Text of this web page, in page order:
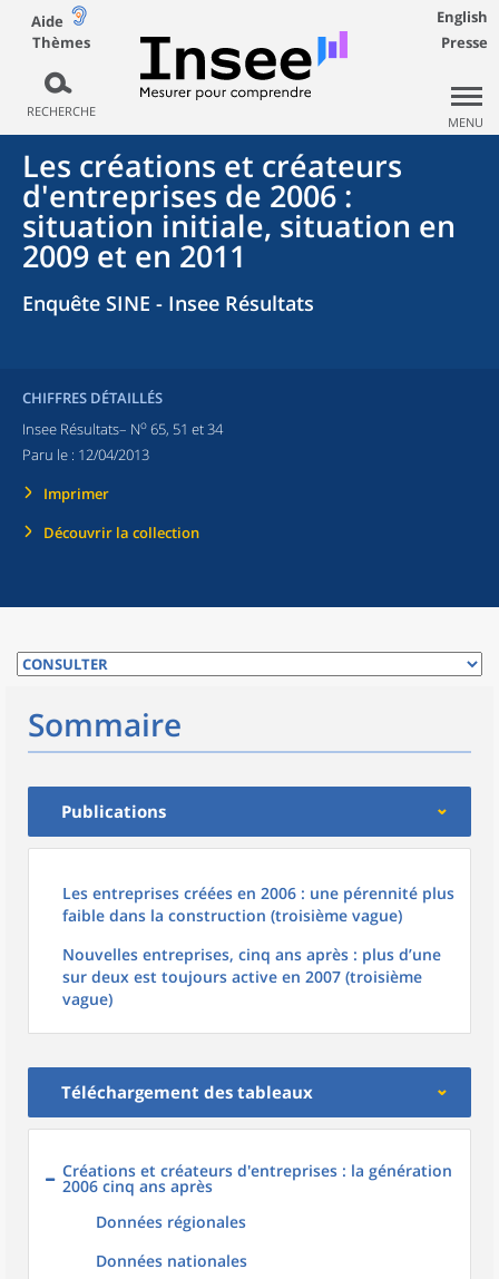
Aide
Thèmes
RECHERCHE
English
Presse
MENU
Les créations et créateurs
d'entreprises de 2006 :
situation initiale, situation en
2009 et en 2011
Enquête SINE - Insee Résultats
CHIFFRES DÉTAILLÉS
Insee Résultats– No 65, 51 et 34
Paru le : 12/04/2013
Imprimer
Découvrir la collection
Sommaire
Publications
Les entreprises créées en 2006 : une pérennité plus
faible dans la construction (troisième vague)
Nouvelles entreprises, cinq ans après : plus d’une
sur deux est toujours active en 2007 (troisième
vague)
Téléchargement des tableaux
Créations et créateurs d'entreprises : la génération
2006 cinq ans après
Données régionales
Données nationales